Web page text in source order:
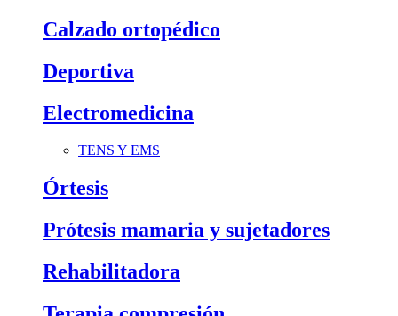
Calzado ortopédico
Deportiva
Electromedicina
TENS Y EMS
Órtesis
Prótesis mamaria y sujetadores
Rehabilitadora